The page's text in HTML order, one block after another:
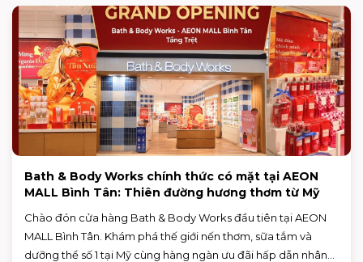
Bath & Body Works chính thức có mặt tại AEON
MALL Bình Tân: Thiên đường hương thơm từ Mỹ
Chào đón cửa hàng Bath & Body Works đầu tiên tại AEON
MALL Bình Tân. Khám phá thế giới nến thơm, sữa tắm và
dưỡng thể số 1 tại Mỹ cùng hàng ngàn ưu đãi hấp dẫn nhân